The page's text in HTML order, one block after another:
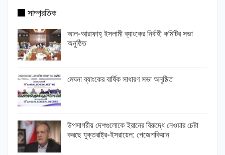
সাম্প্রতিক
আল-আরাফাহ্ ইসলামী ব্যাংকের নির্বাহী কমিটির সভা
অনুষ্ঠিত
মেঘনা ব্যাংকের বার্ষিক সাধারণ সভা অনুষ্ঠিত
উপসাগরীয় দেশগুলোকে ইরানের বিরুদ্ধে নেওয়ার চেষ্টা
করছে যুক্তরাষ্ট্র-ইসরায়েল: পেজেশকিয়ান